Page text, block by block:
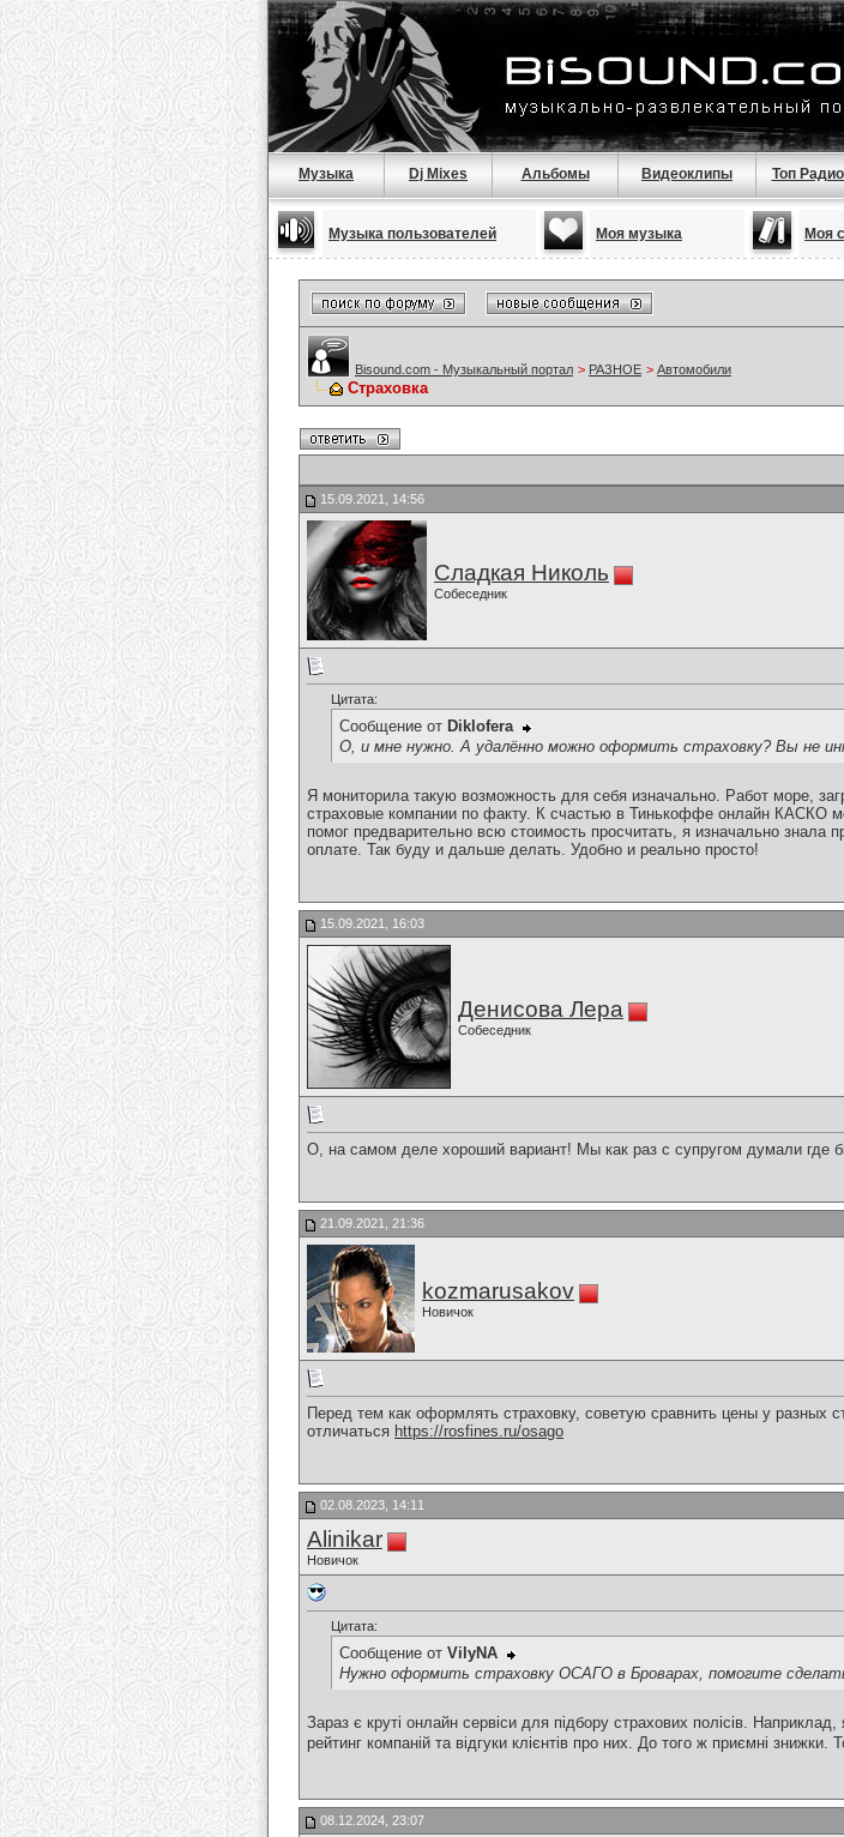
Музыка Dj Mixes Альбомы Видеоклипы Топ Радио
Музыка пользователей Моя музыка Моя
Bisound.com - Музыкальный портал > РАЗНОЕ > Автомобили
Страховка
15.09.2021, 14:56
Сладкая Николь
Собеседник
Цитата:
Сообщение от Diklofera
О, и мне нужно. А удалённо можно оформить страховку? Вы не
Я мониторила такую возможность для себя изначально. Работ море,
страховые компании по факту. К счастью в Тинькоффе онлайн КАСКО
помог предварительно всю стоимость просчитать, я изначально знала
оплате. Так буду и дальше делать. Удобно и реально просто!
15.09.2021, 16:03
Денисова Лера
Собеседник
О, на самом деле хороший вариант! Мы как раз с супругом думали где
21.09.2021, 21:36
kozmarusakov
Новичок
Перед тем как оформлять страховку, советую сравнить цены у разных
отличаться https://rosfines.ru/osago
02.08.2023, 14:11
Alinikar
Новичок
Цитата:
Сообщение от VilyNA
Нужно оформить страховку ОСАГО в Броварах, помогите
Зараз є круті онлайн сервіси для підбору страхових полісів.
рейтинг компаній та відгуки клієнтів про них. До того ж приємні знижки.
08.12.2024, 23:07